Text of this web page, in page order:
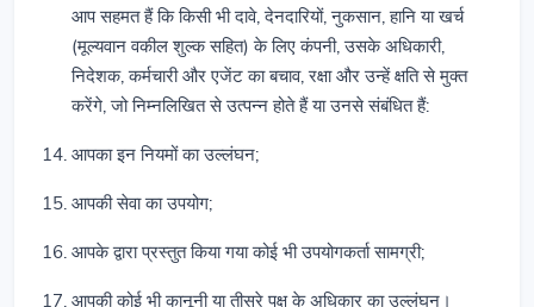
आप सहमत हैं कि किसी भी दावे, देनदारियों, नुकसान, हानि या खर्च
(मूल्यवान वकील शुल्क सहित) के लिए कंपनी, उसके अधिकारी,
निदेशक, कर्मचारी और एजेंट का बचाव, रक्षा और उन्हें क्षति से मुक्त
करेंगे, जो निम्नलिखित से उत्पन्न होते हैं या उनसे संबंधित हैं:
आपका इन नियमों का उल्लंघन;
आपकी सेवा का उपयोग;
आपके द्वारा प्रस्तुत किया गया कोई भी उपयोगकर्ता सामग्री;
आपकी कोई भी कानूनी या तीसरे पक्ष के अधिकार का उल्लंघन।